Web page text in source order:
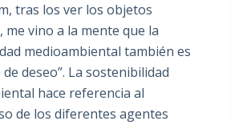
tras los ver los objetos
me vino a la mente que la
medioambiental también es
deseo”. La sostenibilidad
hace referencia al
de los diferentes agentes